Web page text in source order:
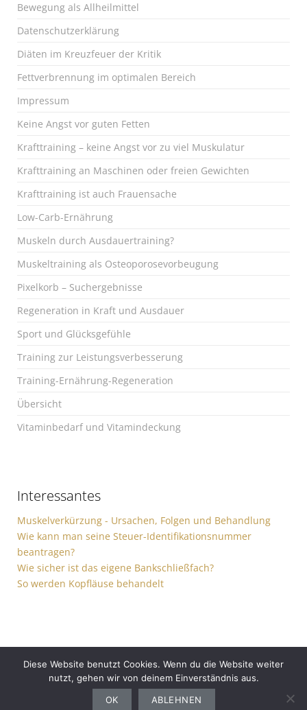
Bewegung als Allheilmittel
Datenschutzerklärung
Diäten im Kreuzfeuer der Kritik
Fettverbrennung im optimalen Bereich
Impressum
Keine Angst vor guten Fetten
Krafttraining – keine Angst vor zu viel Muskulatur
Krafttraining an Maschinen oder freien Gewichten
Krafttraining ist auch Frauensache
Low-Carb-Ernährung
Muskeln durch Ausdauertraining?
Muskeltraining als Osteoporosevorbeugung
Pixelkorb – Suchergebnisse
Regeneration in Kraft und Ausdauer
Sport und Glücksgefühle
Training zur Leistungsverbesserung
Training-Ernährung-Regeneration
Übersicht
Vitaminbedarf und Vitamindeckung
Interessantes
Muskelverkürzung - Ursachen, Folgen und Behandlung
Wie kann man seine Steuer-Identifikationsnummer
beantragen?
Wie sicher ist das eigene Bankschließfach?
So werden Kopfläuse behandelt
Finanzen Ernährung Auto
Haushalt
Diese Website benutzt Cookies. Wenn du die Website weiter
nutzt, gehen wir von deinem Einverständnis aus.
OK
ABLEHNEN